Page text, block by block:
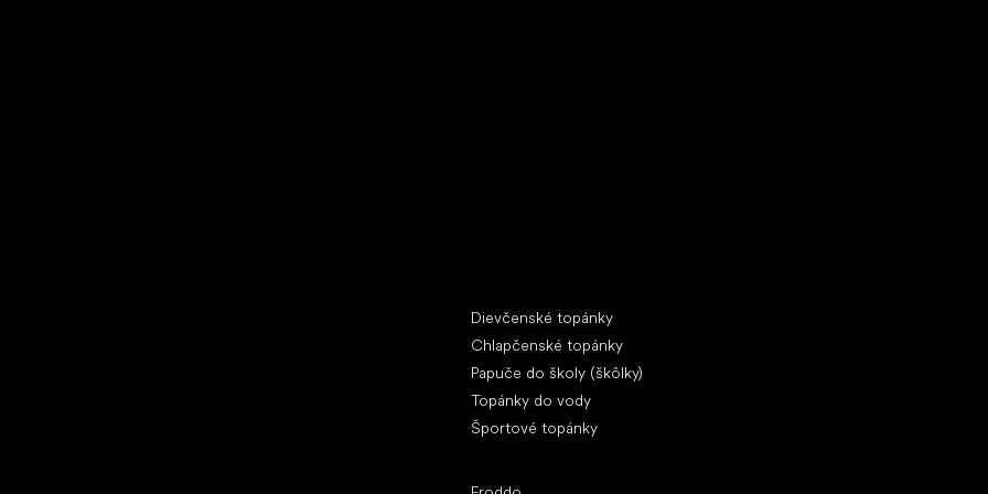
Dievčenské topánky
Chlapčenské topánky
Papuče do školy (škôlky)
Topánky do vody
Športové topánky